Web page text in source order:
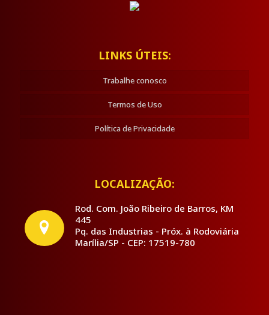
LINKS ÚTEIS:
Trabalhe conosco
Termos de Uso
Política de Privacidade
LOCALIZAÇÃO:
Rod. Com. João Ribeiro de Barros, KM
445
Pq. das Industrias - Próx. à Rodoviária
Marília/SP - CEP: 17519-780